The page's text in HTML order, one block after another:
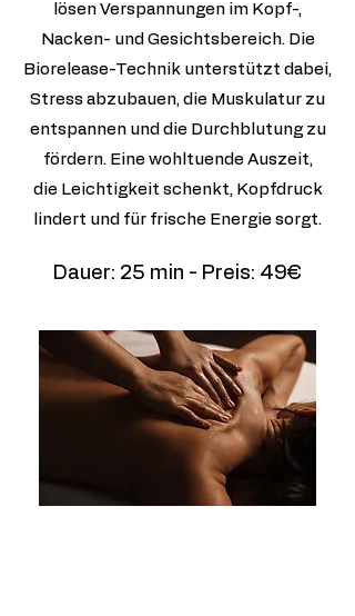
lösen Verspannungen im Kopf-,
Nacken- und Gesichtsbereich. Die
Biorelease-Technik unterstützt dabei,
Stress abzubauen, die Muskulatur zu
entspannen und die Durchblutung zu
fördern. Eine wohltuende Auszeit,
die Leichtigkeit schenkt, Kopfdruck
lindert und für frische Energie sorgt.
Dauer: 25 min - Preis: 49€